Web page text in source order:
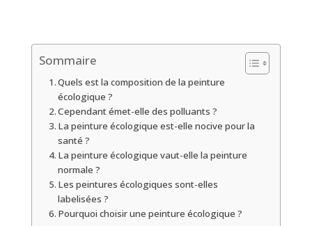
Sommaire
Quels est la composition de la peinture
écologique ?
Cependant émet-elle des polluants ?
La peinture écologique est-elle nocive pour la
santé ?
La peinture écologique vaut-elle la peinture
normale ?
Les peintures écologiques sont-elles
labelisées ?
Pourquoi choisir une peinture écologique ?